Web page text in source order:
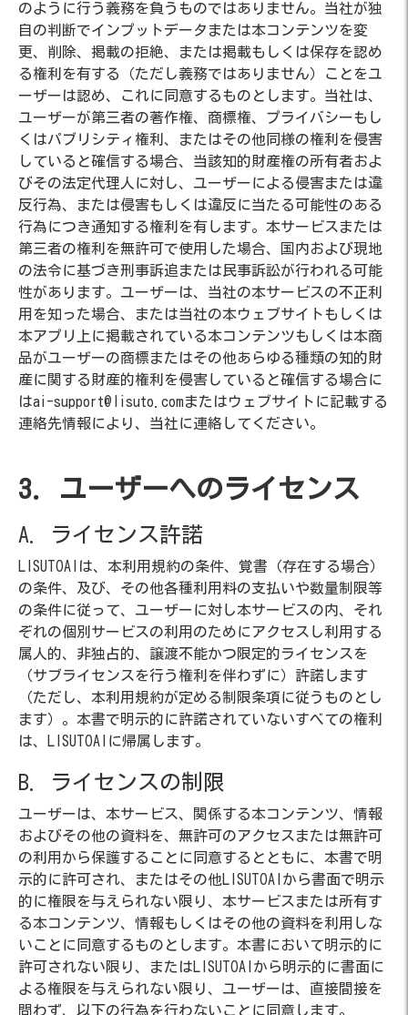
のように行う義務を負うものではありません。当社が独
自の判断でインプットデータまたは本コンテンツを変
更、削除、掲載の拒絶、または掲載もしくは保存を認め
る権利を有する（ただし義務ではありません）ことをユ
ーザーは認め、これに同意するものとします。当社は、
ユーザーが第三者の著作権、商標権、プライバシーもし
くはパブリシティ権利、またはその他同様の権利を侵害
していると確信する場合、当該知的財産権の所有者およ
びその法定代理人に対し、ユーザーによる侵害または違
反行為、または侵害もしくは違反に当たる可能性のある
行為につき通知する権利を有します。本サービスまたは
第三者の権利を無許可で使用した場合、国内および現地
の法令に基づき刑事訴追または民事訴訟が行われる可能
性があります。ユーザーは、当社の本サービスの不正利
用を知った場合、または当社の本ウェブサイトもしくは
本アプリ上に掲載されている本コンテンツもしくは本商
品がユーザーの商標またはその他あらゆる種類の知的財
産に関する財産的権利を侵害していると確信する場合に
はai-support@lisuto.comまたはウェブサイトに記載する
連絡先情報により、当社に連絡してください。
3. ユーザーへのライセンス
A. ライセンス許諾
LISUTOAIは、本利用規約の条件、覚書（存在する場合）
の条件、及び、その他各種利用料の支払いや数量制限等
の条件に従って、ユーザーに対し本サービスの内、それ
ぞれの個別サービスの利用のためにアクセスし利用する
属人的、非独占的、譲渡不能かつ限定的ライセンスを
（サブライセンスを行う権利を伴わずに）許諾します
（ただし、本利用規約が定める制限条項に従うものとし
ます）。本書で明示的に許諾されていないすべての権利
は、LISUTOAIに帰属します。
B. ライセンスの制限
ユーザーは、本サービス、関係する本コンテンツ、情報
およびその他の資料を、無許可のアクセスまたは無許可
の利用から保護することに同意するとともに、本書で明
示的に許可され、またはその他LISUTOAIから書面で明示
的に権限を与えられない限り、本サービスまたは所有す
る本コンテンツ、情報もしくはその他の資料を利用しな
いことに同意するものとします。本書において明示的に
許可されない限り、またはLISUTOAIから明示的に書面に
よる権限を与えられない限り、ユーザーは、直接間接を
問わず、以下の行為を行わないことに同意します。